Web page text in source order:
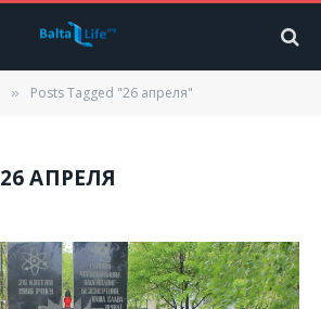
» Posts Tagged "26 апреля"
26 АПРЕЛЯ